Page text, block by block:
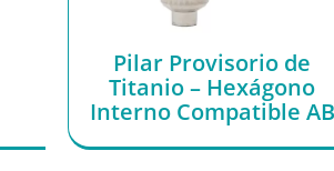
Pilar Provisorio de
Titanio – Hexágono
Interno Compatible AB